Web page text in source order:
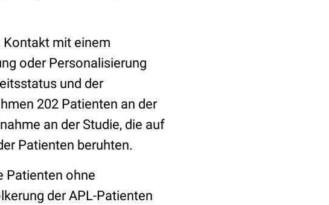
Kontakt mit einem
oder Personalisierung
und der
202 Patienten an der
an der Studie, die auf
Patienten beruhten.
Patienten ohne
der APL-Patienten